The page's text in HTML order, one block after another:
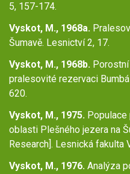
5, 157-174.
Vyskot, M., 1968a.
Šumavě. Lesnictví 2, 17.
Vyskot, M., 1968b.
pralesovité rezervaci
620.
Vyskot, M., 1975. Populace
oblasti Plešného jezera na
Research]. Lesnická fakulta
Vyskot, M., 1976. Analýza